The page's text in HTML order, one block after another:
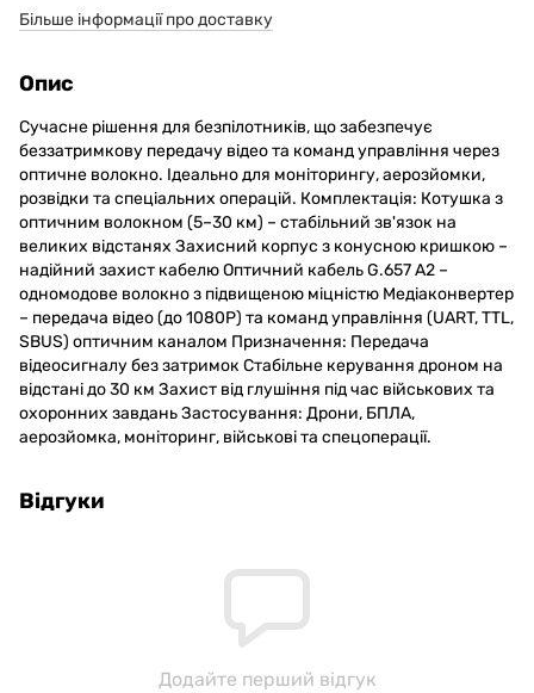
Більше інформації про доставку
Опис
Сучасне рішення для безпілотників, що забезпечує
беззатримкову передачу відео та команд управління через
оптичне волокно. Ідеально для моніторингу, аерозйомки,
розвідки та спеціальних операцій. Комплектація: Котушка з
оптичним волокном (5–30 км) – стабільний зв'язок на
великих відстанях Захисний корпус з конусною кришкою –
надійний захист кабелю Оптичний кабель G.657 A2 –
одномодове волокно з підвищеною міцністю Медіаконвертер
– передача відео (до 1080P) та команд управління (UART, TTL,
SBUS) оптичним каналом Призначення: Передача
відеосигналу без затримок Стабільне керування дроном на
відстані до 30 км Захист від глушіння під час військових та
охоронних завдань Застосування: Дрони, БПЛА,
аерозйомка, моніторинг, військові та спецоперації.
Відгуки
Додайте перший відгук